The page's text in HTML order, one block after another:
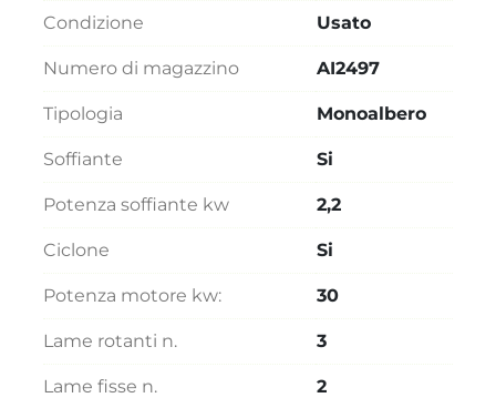
Condizione Usato
Numero di magazzino AI2497
Tipologia Monoalbero
Soffiante Si
Potenza soffiante kw 2,2
Ciclone Si
Potenza motore kw: 30
Lame rotanti n. 3
Lame fisse n. 2